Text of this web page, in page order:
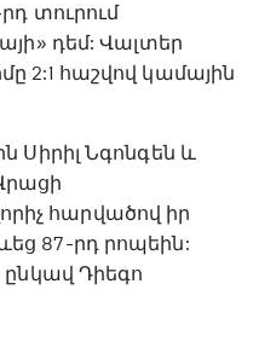
տուրում
դեմ: Վալտեր
2:1 հաշվով կամային
Սիրիլ Նգոնգեն և
հարվածով իր
87-րդ րոպեին:
ընկավ Դիեգո